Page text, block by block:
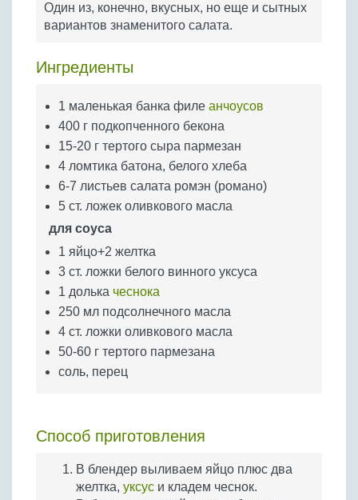
Бобовые
Яйца
Один из, конечно, вкусных, но еще и сытных
вариантов знаменитого салата.
Ингредиенты
1 маленькая банка филе анчоусов
400 г подкопченного бекона
15-20 г тертого сыра пармезан
4 ломтика батона, белого хлеба
6-7 листьев салата ромэн (романо)
5 ст. ложек оливкового масла
для соуса
1 яйцо+2 желтка
3 ст. ложки белого винного уксуса
1 долька чеснока
250 мл подсолнечного масла
4 ст. ложки оливкового масла
50-60 г тертого пармезана
соль, перец
Способ приготовления
В блендер выливаем яйцо плюс два
желтка, уксус и кладем чеснок.